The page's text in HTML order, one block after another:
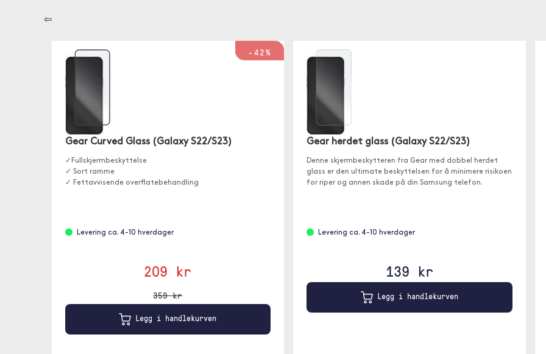
⇦
-42%
Gear Curved Glass (Galaxy S22/S23)
✓Fullskjermbeskyttelse
✓ Sort ramme
✓ Fettavvisende overflatebehandling
Levering ca. 4-10 hverdager
209 kr
359 kr
Legg i handlekurven
Gear herdet glass (Galaxy S22/S23)
Denne skjermbeskytteren fra Gear med dobbel herdet
glass er den ultimate beskyttelsen for å minimere risikoen
for riper og annen skade på din Samsung telefon.
Levering ca. 4-10 hverdager
139 kr
Legg i handlekurven